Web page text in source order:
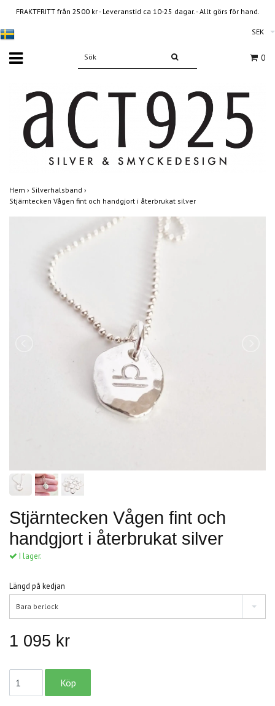
FRAKTFRITT från 2500 kr - Leveranstid ca 10-25 dagar. - Allt görs för hand.
SEK
0
Hem › Silverhalsband ›
Stjärntecken Vågen fint och handgjort i återbrukat silver
Stjärntecken Vågen fint och
handgjort i återbrukat silver
I lager.
Längd på kedjan
Bara berlock
1 095 kr